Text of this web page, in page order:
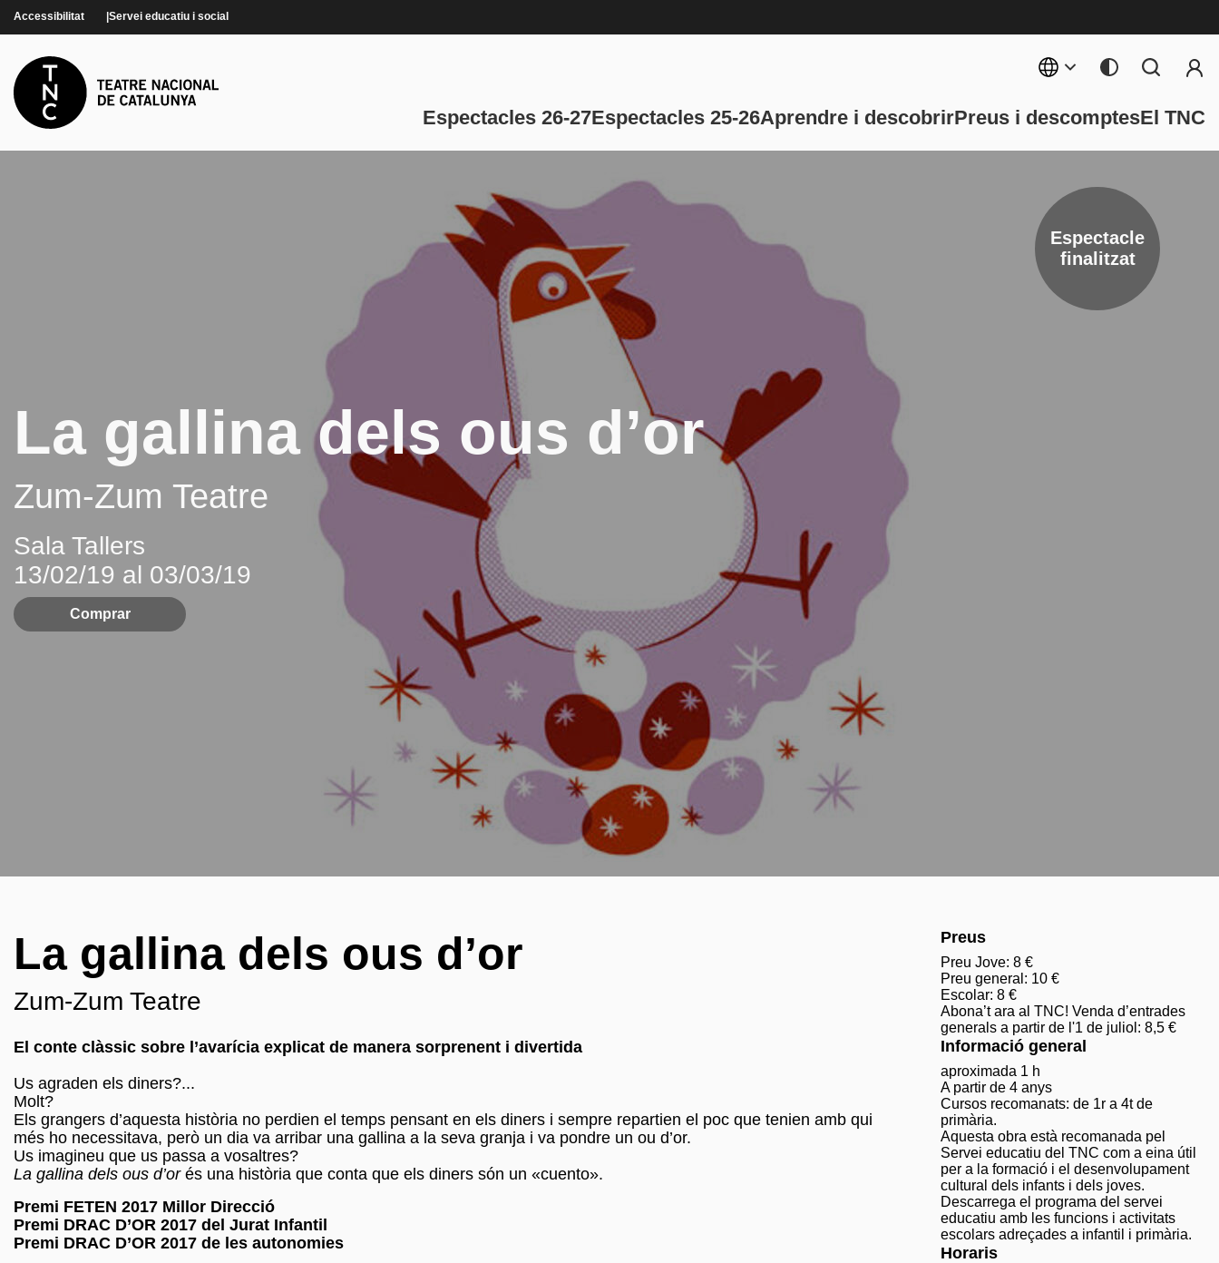
Accessibilitat Servei educatiu i social
Navegación principal
Espectacles 26-27Espectacles 25-26Aprendre i descobrirPreus i descomptesEl TNC
Espectacle
finalitzat
La gallina dels ous d’or
Zum-Zum Teatre
Sala Tallers
13/02/19 al 03/03/19
Comprar
La gallina dels ous d’or
Zum-Zum Teatre
El conte clàssic sobre l’avarícia explicat de manera sorprenent i divertida
Us agraden els diners?...
Molt?
Els grangers d’aquesta història no perdien el temps pensant en els diners i sempre repartien el poc que tenien amb qui
més ho necessitava, però un dia va arribar una gallina a la seva granja i va pondre un ou d’or.
Us imagineu que us passa a vosaltres?
La gallina dels ous d’orés una història que conta que els diners són un «cuento».
Premi FETEN 2017 Millor Direcció
Premi DRAC D’OR 2017 del Jurat Infantil
Premi DRAC D’OR 2017 de les autonomies
Preus
Preu Jove: 8 €
Preu general: 10 €
Escolar: 8 €
Abona’t ara al TNC! Venda d’entrades
generals a partir de l'1 de juliol: 8,5 €
Informació general
aproximada 1 h
A partir de 4 anys
Cursos recomanats: de 1r a 4t de
primària.
Aquesta obra està recomanada pel
Servei educatiu del TNC com a eina útil
per a la formació i el desenvolupament
cultural dels infants i dels joves.
Descarrega el programa del servei
educatiu amb les funcions i activitats
escolars adreçades a infantil i primària.
Horaris